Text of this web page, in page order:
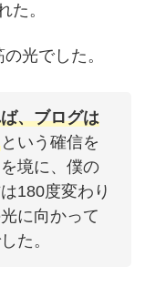
た。
光でした。
、ブログは
という確信を
境に、僕の
180度変わり
に向かって
た。